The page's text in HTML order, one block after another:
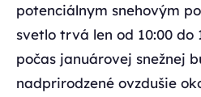
potenciálnym snehovým
svetlo trvá len od 10:00 do
počas januárovej snežnej
nadprirodzené ovzdušie